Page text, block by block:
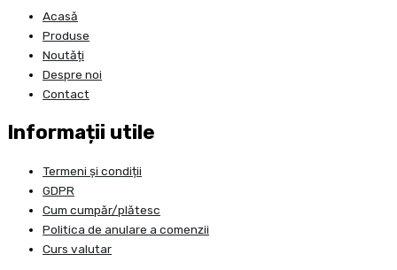
Acasă
Produse
Noutăți
Despre noi
Contact
Informații utile
Termeni și condiții
GDPR
Cum cumpăr/plătesc
Politica de anulare a comenzii
Curs valutar